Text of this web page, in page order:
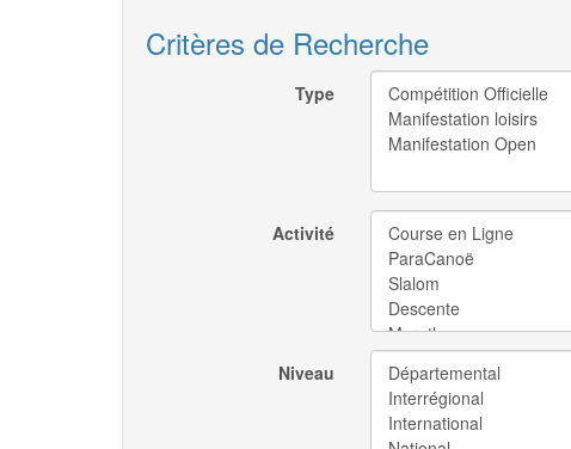
Critères de Recherche
Type
Activité
Niveau